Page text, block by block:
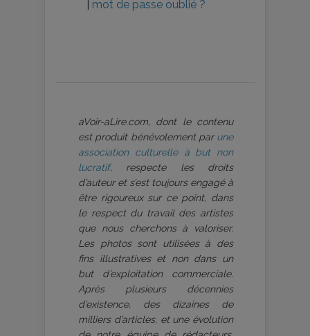
mot de passe oublié ?
aVoir-aLire.com, dont le contenu
est produit bénévolement par une
association culturelle à but non
lucratif, respecte les droits
d’auteur et s’est toujours engagé à
être rigoureux sur ce point, dans
le respect du travail des artistes
que nous cherchons à valoriser.
Les photos sont utilisées à des
fins illustratives et non dans un
but d’exploitation commerciale.
Après plusieurs décennies
d’existence, des dizaines de
milliers d’articles, et une évolution